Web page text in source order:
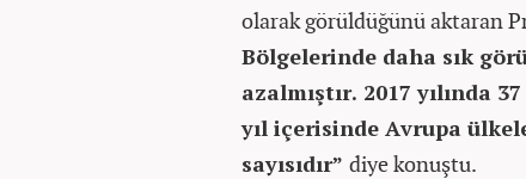
olarak görüldüğünü aktaran
Bölgelerinde daha sık
azalmıştır. 2017 yılında
yıl içerisinde Avrupa
sayısıdır” diye konuştu.